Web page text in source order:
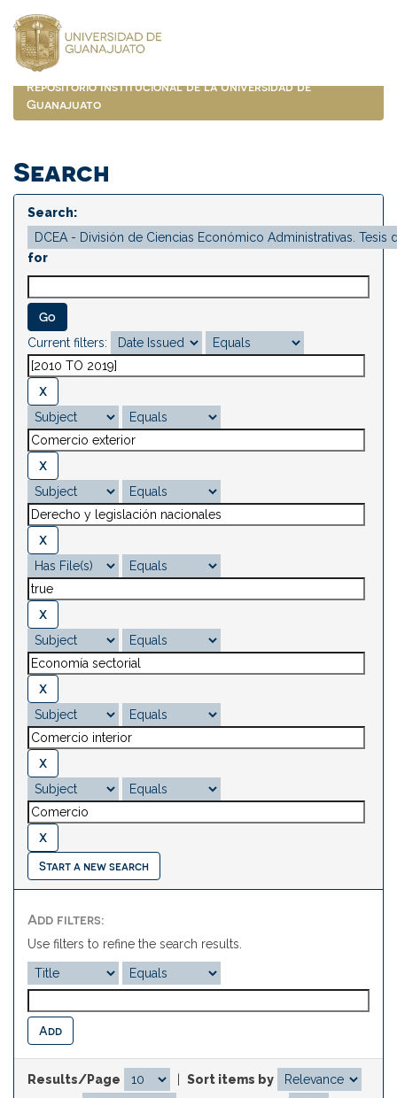
navigation
Repositorio Institucional de la Universidad de
Guanajuato
Search
Search:
for
Current filters:
Start a new search
Add filters:
Use filters to refine the search results.
Results/Page
Sort items by